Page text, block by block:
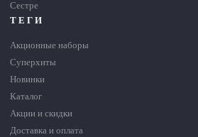
Сестре
ТЕГИ
Акционные наборы
Суперхиты
Новинки
Каталог
Акции и скидки
Доставка и оплата